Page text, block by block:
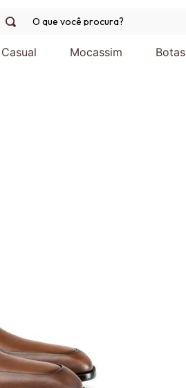
O que você procura?
Mocassim Botas